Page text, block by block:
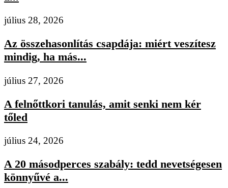
július 28, 2026
Az összehasonlítás csapdája: miért veszítesz
mindig, ha más...
július 27, 2026
A felnőttkori tanulás, amit senki nem kér
tőled
július 24, 2026
A 20 másodperces szabály: tedd nevetségesen
könnyűvé a...